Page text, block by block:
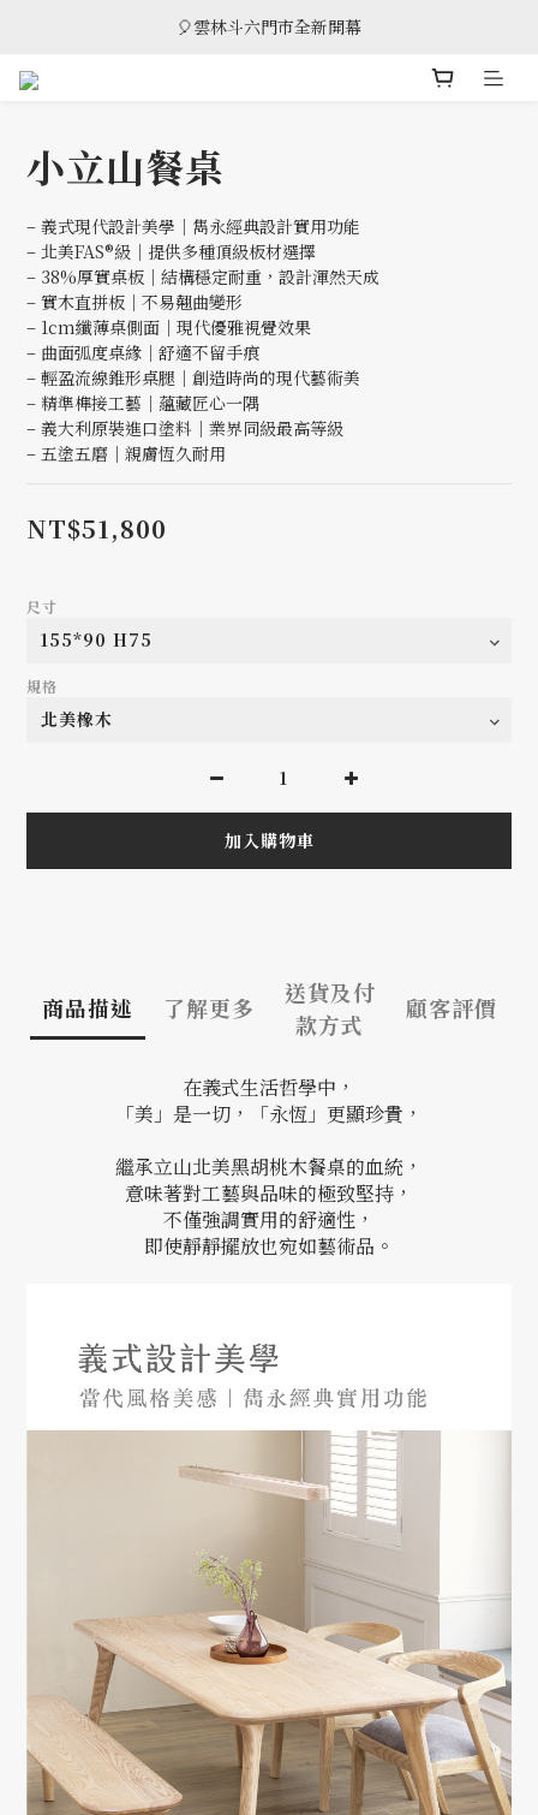
🎈雲林斗六門市全新開幕
🎈雲林斗六門市全新開幕
🎁 消費滿8萬享95折，滿12萬享9折優惠，部分商品除外
小立山餐桌
– 義式現代設計美學｜雋永經典設計實用功能
– 北美FAS®級｜提供多種頂級板材選擇
– 38%厚實桌板｜結構穩定耐重，設計渾然天成
– 實木直拼板｜不易翹曲變形
– 1cm纖薄桌側面｜現代優雅視覺效果
– 曲面弧度桌緣｜舒適不留手痕
– 輕盈流線錐形桌腿｜創造時尚的現代藝術美
– 精準榫接工藝｜蘊藏匠心一隅
– 義大利原裝進口塗料｜業界同級最高等級
– 五塗五磨｜親膚恆久耐用
NT$51,800
尺寸
規格
加入購物車
商品描述 了解更多
送貨及付
款方式
顧客評價
在義式生活哲學中，
「美」是一切，「永恆」更顯珍貴，
繼承立山北美黑胡桃木餐桌的血統，
意味著對工藝與品味的極致堅持，
不僅強調實用的舒適性，
即使靜靜擺放也宛如藝術品。